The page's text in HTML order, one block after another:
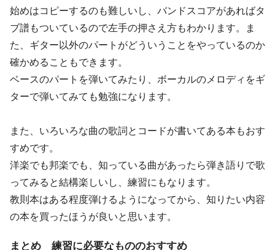
始めはコピーするのも難しいし、バンドスコアがあればタ
ブ譜もついているので左手の押さえ方もわかります。ま
た、ギター以外のパートがどういうことをやっているのか
確かめることもできます。
ベースのパートを弾いてみたり、ボーカルのメロディをギ
ターで弾いてみても勉強になります。
また、いろいろな曲の歌詞とコードが書いてある本もおす
すめです。
洋楽でも邦楽でも、知っている曲があったら弾き語りで歌
ってみると結構楽しいし、練習にもなります。
教則本はある程度弾けるようになってから、知りたい内容
の本を買ったほうが良いと思います。
まとめ 練習に必要なもののおすすめ